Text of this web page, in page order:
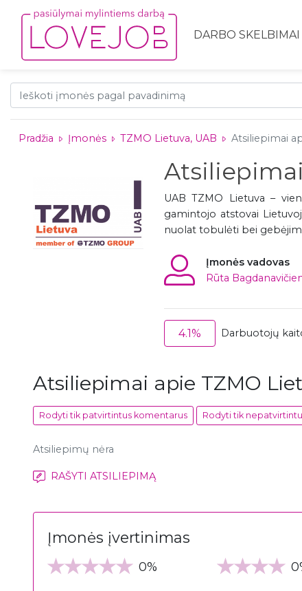
DARBO SKELBIMAI
Pradžia Įmonės TZMO Lietuva, UAB Atsiliepimai
UAB TZMO Lietuva –
gamintojo atstovai
nuolat tobulėti bei
Įmonės vadovas
Rūta
4.1% Darbuotojų
Atsiliepimai apie TZMO
Rodyti tik patvirtintus komentarus Rodyti tik
Atsiliepimų nėra
RAŠYTI ATSILIEPIMĄ
Įmonės įvertinimas
0%